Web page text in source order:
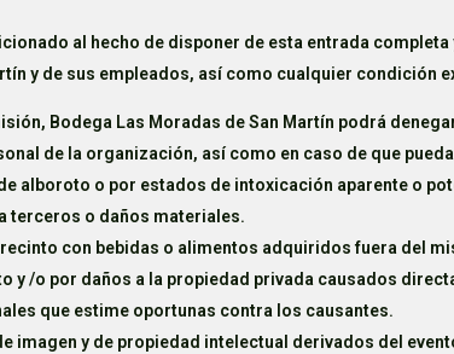
al hecho de disponer de esta entrada
y de sus empleados, así como cualquier condición
Bodega Las Moradas de San Martín podrá
de la organización, así como en caso de que
alboroto o por estados de intoxicación aparente o
terceros o daños materiales.
con bebidas o alimentos adquiridos fuera del
y /o por daños a la propiedad privada causados
que estime oportunas contra los causantes.
imagen y de propiedad intelectual derivados del